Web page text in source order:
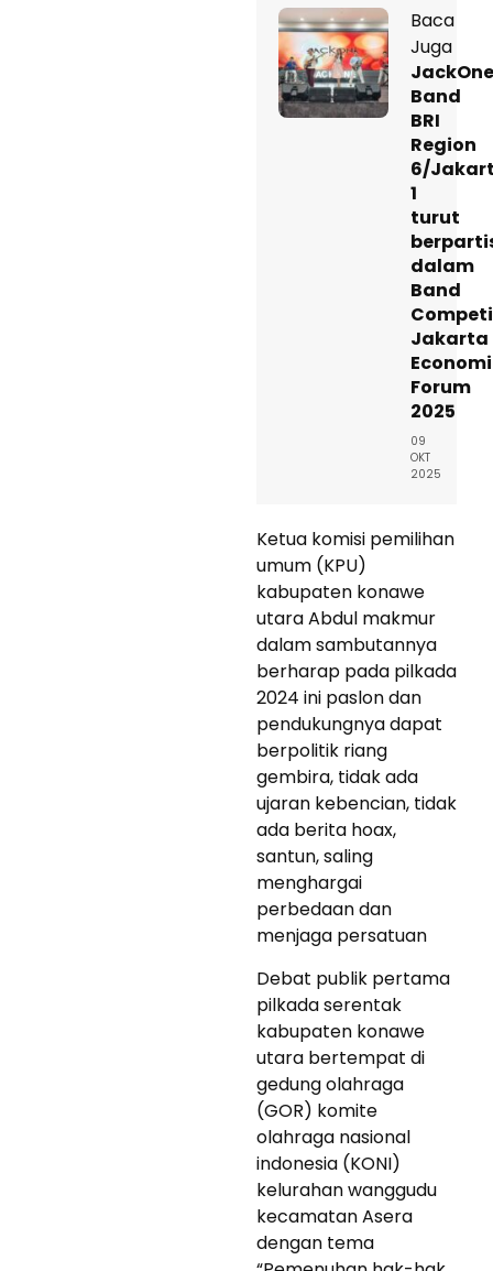
Baca
Juga
JackOne
Band
BRI
Region
6/
1
turut
dalam
Band
Jakarta
Forum
2025
09
OKT
2025
Ketua komisi pemilihan
umum (KPU)
kabupaten konawe
utara Abdul makmur
dalam sambutannya
berharap pada pilkada
2024 ini paslon dan
pendukungnya dapat
berpolitik riang
gembira, tidak ada
ujaran kebencian, tidak
ada berita hoax,
santun, saling
menghargai
perbedaan dan
menjaga persatuan
Debat publik pertama
pilkada serentak
kabupaten konawe
utara bertempat di
gedung olahraga
(GOR) komite
olahraga nasional
indonesia (KONI)
kelurahan wanggudu
kecamatan Asera
dengan tema